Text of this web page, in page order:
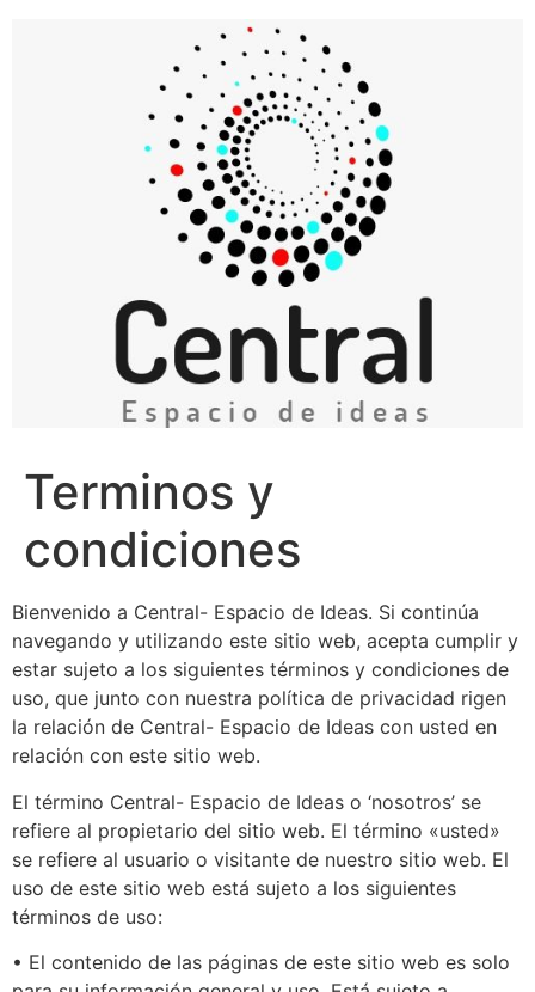
Terminos y
condiciones
Bienvenido a Central- Espacio de Ideas. Si continúa
navegando y utilizando este sitio web, acepta cumplir y
estar sujeto a los siguientes términos y condiciones de
uso, que junto con nuestra política de privacidad rigen
la relación de Central- Espacio de Ideas con usted en
relación con este sitio web.
El término Central- Espacio de Ideas o ‘nosotros’ se
refiere al propietario del sitio web. El término «usted»
se refiere al usuario o visitante de nuestro sitio web. El
uso de este sitio web está sujeto a los siguientes
términos de uso:
• El contenido de las páginas de este sitio web es solo